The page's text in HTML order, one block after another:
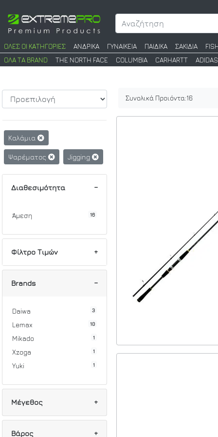
ΟΛΕΣ ΟΙ ΚΑΤΗΓΟΡΙΕΣ ΑΝΔΡΙΚΑ ΓΥΝΑΙΚΕΙΑ ΠΑΙΔΙΚΑ ΣΑΚΙΔΙΑ
ΟΛΑ ΤΑ BRAND
THE NORTH FACE COLUMBIA CARHARTT ADIDAS
Καλάμια
Ψαρέματος Jigging
Διαθεσιμότητα
Άμεση 16
Φίλτρο Τιμών
Min
Brands
Daiwa 3
Lemax 10
Mikado 1
Xzoga 1
Yuki 1
Μέγεθος
205/120-360gr
Βάρος
Συνολικά Προιόντα:16